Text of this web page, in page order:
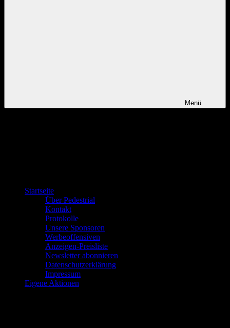
Menü
Startseite
Über Pedestrial
Kontakt
Protokolle
Unsere Sponsoren
Werbeoffensiven
Anzeigen-Preisliste
Newsletter abonnieren
Datenschutzerklärung
Impressum
Eigene Aktionen